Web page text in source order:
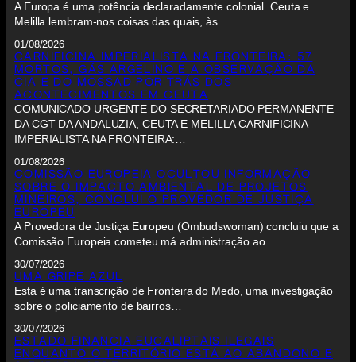
A Europa é uma potência declaradamente colonial. Ceuta e
Melilla lembram-nos coisas das quais, às…
01/08/2026
CARNIFICINA IMPERIALISTA NA FRONTEIRA: 57
MORTOS, GÁS ARGELINO E A OBSERVAÇÃO DA
CIA E DO MOSSAD POR TRÁS DOS
ACONTECIMENTOS EM CEUTA
COMUNICADO URGENTE DO SECRETARIADO PERMANENTE
DA CGT DA ANDALUZIA, CEUTA E MELILLA CARNIFICINA
IMPERIALISTA NA FRONTEIRA:…
01/08/2026
COMISSÃO EUROPEIA OCULTOU INFORMAÇÃO
SOBRE O IMPACTO AMBIENTAL DE PROJETOS
MINEIROS, CONCLUI O PROVEDOR DE JUSTIÇA
EUROPEU
A Provedora de Justiça Europeu (Ombudswoman) concluiu que a
Comissão Europeia cometeu má administração ao…
30/07/2026
UMA GRIPE AZUL
Esta é uma transcrição de Fronteira do Medo, uma investigação
sobre o policiamento de bairros…
30/07/2026
ESTADO FINANCIA EUCALIPTAIS ILEGAIS
ENQUANTO O TERRITÓRIO ESTÁ AO ABANDONO E